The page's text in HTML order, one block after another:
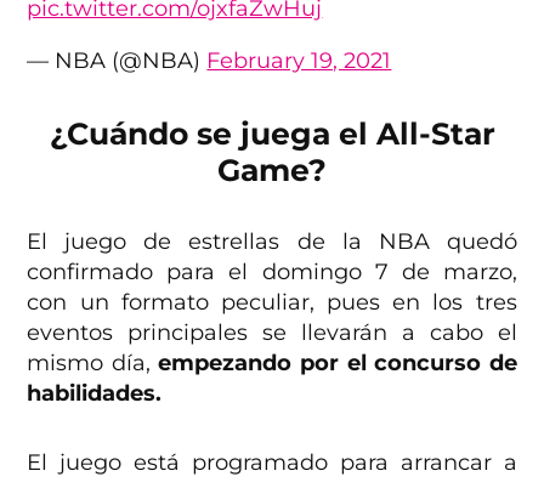
pic.twitter.com/ojxfaZwHuj
— NBA (@NBA) February 19, 2021
¿Cuándo se juega el All-Star
Game?
El juego de estrellas de la NBA quedó
confirmado para el domingo 7 de marzo,
con un formato peculiar, pues en los tres
eventos principales se llevarán a cabo el
mismo día,empezando por el concurso de
habilidades.
El juego está programado para arrancar a